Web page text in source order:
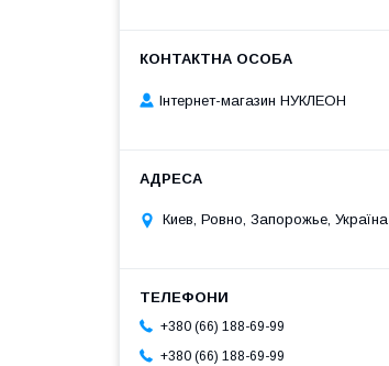
Інтернет-магазин НУКЛЕОН
Киев, Ровно, Запорожье, Україна
+380 (66) 188-69-99
+380 (66) 188-69-99